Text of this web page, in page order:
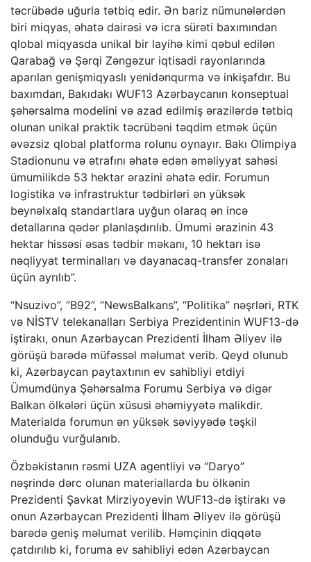
təcrübədə uğurla tətbiq edir. Ən bariz nümunələrdən
biri miqyas, əhatə dairəsi və icra sürəti baxımından
qlobal miqyasda unikal bir layihə kimi qəbul edilən
Qarabağ və Şərqi Zəngəzur iqtisadi rayonlarında
aparılan genişmiqyaslı yenidənqurma və inkişafdır. Bu
baxımdan, Bakıdakı WUF13 Azərbaycanın konseptual
şəhərsalma modelini və azad edilmiş ərazilərdə tətbiq
olunan unikal praktik təcrübəni təqdim etmək üçün
əvəzsiz qlobal platforma rolunu oynayır. Bakı Olimpiya
Stadionunu və ətrafını əhatə edən əməliyyat sahəsi
ümumilikdə 53 hektar ərazini əhatə edir. Forumun
logistika və infrastruktur tədbirləri ən yüksək
beynəlxalq standartlara uyğun olaraq ən incə
detallarına qədər planlaşdırılıb. Ümumi ərazinin 43
hektar hissəsi əsas tədbir məkanı, 10 hektarı isə
nəqliyyat terminalları və dayanacaq-transfer zonaları
üçün ayrılıb”.
“Nsuzivo”, “B92”, “NewsBalkans”, “Politika” nəşrləri, RTK
və NİSTV telekanalları Serbiya Prezidentinin WUF13-də
iştirakı, onun Azərbaycan Prezidenti İlham Əliyev ilə
görüşü barədə müfəssəl məlumat verib. Qeyd olunub
ki, Azərbaycan paytaxtının ev sahibliyi etdiyi
Ümumdünya Şəhərsalma Forumu Serbiya və digər
Balkan ölkələri üçün xüsusi əhəmiyyətə malikdir.
Materialda forumun ən yüksək səviyyədə təşkil
olunduğu vurğulanıb.
Özbəkistanın rəsmi UZA agentliyi və “Daryo”
nəşrində dərc olunan materiallarda bu ölkənin
Prezidenti Şavkat Mirziyoyevin WUF13-də iştirakı və
onun Azərbaycan Prezidenti İlham Əliyev ilə görüşü
barədə geniş məlumat verilib. Həmçinin diqqətə
çatdırılıb ki, foruma ev sahibliyi edən Azərbaycan